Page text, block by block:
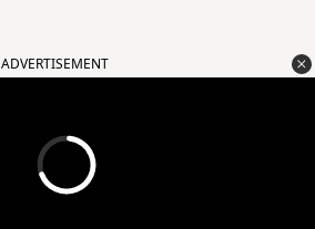
ADVERTISEMENT